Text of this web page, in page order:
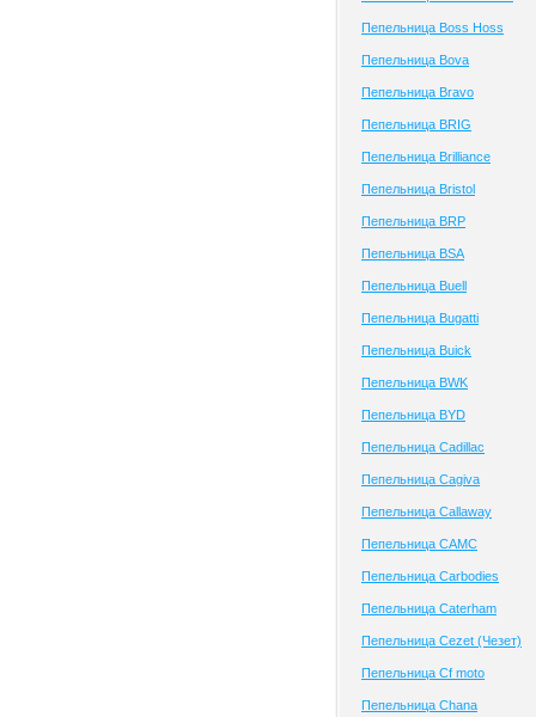
Пепельница Boss Hoss
Пепельница Bova
Пепельница Bravo
Пепельница BRIG
Пепельница Brilliance
Пепельница Bristol
Пепельница BRP
Пепельница BSA
Пепельница Buell
Пепельница Bugatti
Пепельница Buick
Пепельница BWK
Пепельница BYD
Пепельница Cadillac
Пепельница Cagiva
Пепельница Callaway
Пепельница CAMC
Пепельница Carbodies
Пепельница Caterham
Пепельница Cezet (Чезет)
Пепельница Cf moto
Пепельница Chana